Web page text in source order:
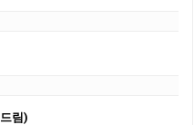
림)